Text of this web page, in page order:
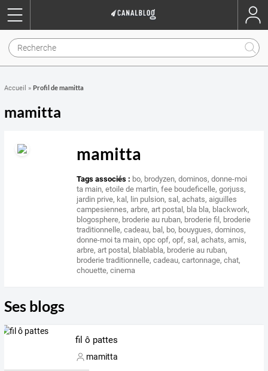
Accueil » Profil de mamitta
mamitta
mamitta
Tags associés : bo, brodyzen,dominos,donne-moi
ta main,etoile de martin,fee boudeficelle,gorjuss,
jardin prive, kal, lin pulsion,sal,achats,aiguilles
campesiennes,arbre,art postal, bla bla, blackwork,
blogosphere, broderie au ruban, broderie fil, broderie
traditionnelle,cadeau, bal, bo, bouygues,dominos,
donne-moi ta main,opc opf,opf,sal,achats,amis,
arbre,art postal, blablabla, broderie au ruban,
broderie traditionnelle,cadeau,cartonnage,chat,
chouette,cinema
Ses blogs
fil ô pattes
mamitta